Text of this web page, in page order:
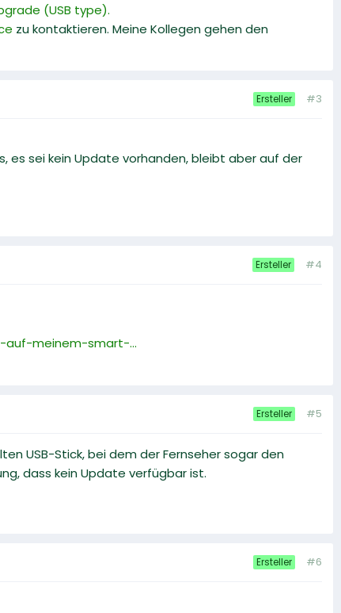
(USB type).
zu kontaktieren. Meine Kollegen gehen den
Ersteller #3
sei kein Update vorhanden, bleibt aber auf der
Ersteller #4
meinem-smart-...
Ersteller #5
USB-Stick, bei dem der Fernseher sogar den
dass kein Update verfügbar ist.
Ersteller #6